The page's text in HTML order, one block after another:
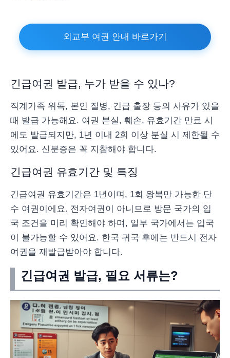
외교부 여권 안내 바로가기
긴급여권 발급, 누가 받을 수 있나?
직계가족 위독, 본인 질병, 긴급 출장 등의 사유가 있을
때 발급 가능해요. 여권 분실, 훼손, 유효기간 만료 시
에도 발급되지만, 1년 이내 2회 이상 분실 시 제한될 수
있어요. 신분증은 꼭 지참해야 합니다.
긴급여권 유효기간 및 특징
긴급여권 유효기간은 1년이며, 1회 왕복만 가능한 단
수 여권이에요. 전자여권이 아니므로 방문 국가의 입
국 조건을 미리 확인해야 하며, 일부 국가에서는 입국
이 불가능할 수 있어요. 한국 귀국 후에는 반드시 전자
여권을 재발급받아야 합니다.
긴급여권 발급, 필요 서류는?